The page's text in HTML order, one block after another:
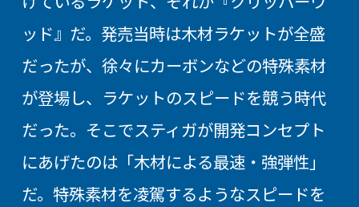
ッド』だ。発売当時は木材ラケットが全盛
だったが、徐々にカーボンなどの特殊素材
が登場し、ラケットのスピードを競う時代
だった。そこでスティガが開発コンセプト
にあげたのは「木材による最速・強弾性」
だ。特殊素材を凌駕するようなスピードを